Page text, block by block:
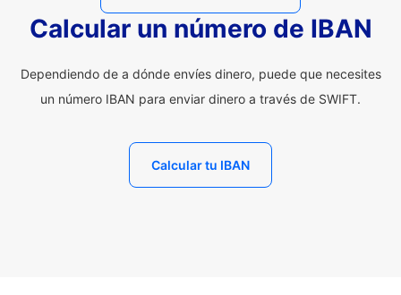
Calcular un número de IBAN
Dependiendo de a dónde envíes dinero, puede que necesites
un número IBAN para enviar dinero a través de SWIFT.
Calcular tu IBAN